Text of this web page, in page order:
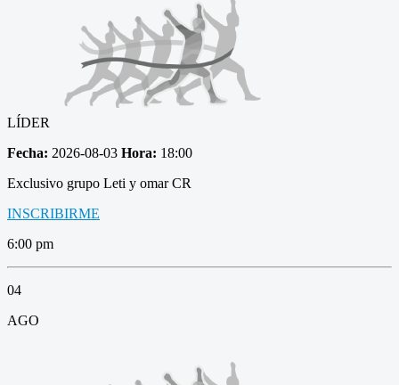
LÍDER
Fecha: 2026-08-03 Hora: 18:00
Exclusivo grupo Leti y omar CR
INSCRIBIRME
6:00 pm
04
AGO